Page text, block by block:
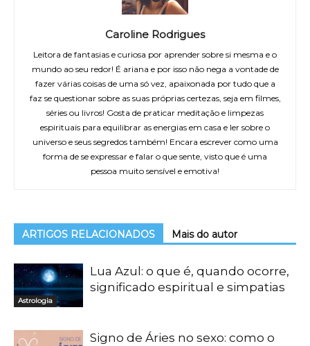
Caroline Rodrigues
Leitora de fantasias e curiosa por aprender sobre si mesma e o
mundo ao seu redor! É ariana e por isso não nega a vontade de
fazer várias coisas de uma só vez, apaixonada por tudo que a
faz se questionar sobre as suas próprias certezas, seja em filmes,
séries ou livros! Gosta de praticar meditação e limpezas
espirituais para equilibrar as energias em casa e ler sobre o
universo e seus segredos também! Encara escrever como uma
forma de se expressar e falar o que sente, visto que é uma
pessoa muito sensível e emotiva!
ARTIGOS RELACIONADOS Mais do autor
Astrologia
Lua Azul: o que é, quando ocorre,
significado espiritual e simpatias
Signo de Áries no sexo: como o